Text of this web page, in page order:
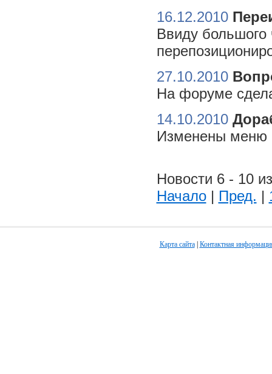
16.12.2010
Ввиду большого
27.10.2010
На форуме
14.10.2010
Изменены меню
Новости 6 - 10
Начало| Пред. |
Карта сайта| Контактная